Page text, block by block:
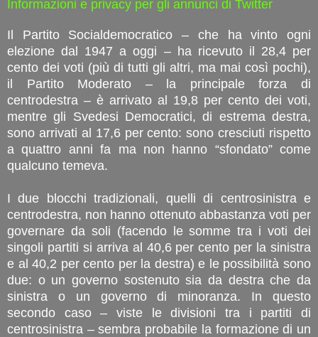
Informazioni e privacy per gli annunci di Twitter
Il Partito Socialdemocratico – che ha vinto ogni
elezione dal 1947 a oggi – ha ricevuto il 28,4 per
cento dei voti (più di tutti gli altri, ma mai così pochi),
il Partito Moderato – la principale forza di
centrodestra – è arrivato al 19,8 per cento dei voti,
mentre gli Svedesi Democratici, di estrema destra,
sono arrivati al 17,6 per cento: sono cresciuti rispetto
a quattro anni fa ma non hanno “sfondato” come
qualcuno temeva.
I due blocchi tradizionali, quelli di centrosinistra e
centrodestra, non hanno ottenuto abbastanza voti per
governare da soli (facendo le somme tra i voti dei
singoli partiti si arriva al 40,6 per cento per la sinistra
e al 40,2 per cento per la destra) e le possibilità sono
due: o un governo sostenuto sia da destra che da
sinistra o un governo di minoranza. In questo
secondo caso – viste le divisioni tra i partiti di
centrosinistra – sembra probabile la formazione di un